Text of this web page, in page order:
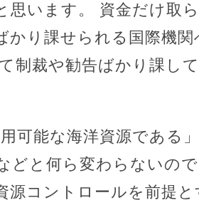
います。 資金だけ取
り課せられる国際機関
制裁や勧告ばかり課し
可能な海洋資源である
どと何ら変わらないの
源コントロールを前提